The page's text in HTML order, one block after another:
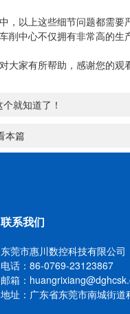
以上这些细节问题都需要
削中心不仅拥有非常高的
家有所帮助，感谢您的观
就知道了！
本篇
联系我们
东莞市惠川数控科技有限公司
电话：86-0769-23123867
邮箱：
地址：广东省东莞市南城街